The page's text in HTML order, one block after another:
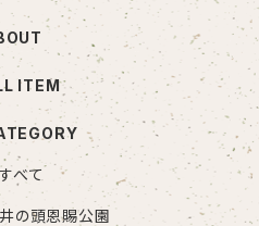
ITEM
すべて
井の頭恩賜公園